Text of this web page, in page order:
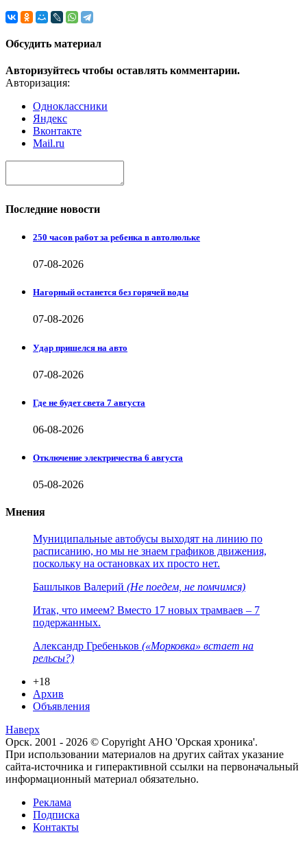
Обсудить материал
Авторизуйтесь чтобы оставлять комментарии.
Авторизация:
Одноклассники
Яндекс
Вконтакте
Mail.ru
Последние новости
250 часов работ за ребенка в автолюльке
07-08-2026
Нагорный останется без горячей воды
07-08-2026
Удар пришелся на авто
07-08-2026
Где не будет света 7 августа
06-08-2026
Отключение электричества 6 августа
05-08-2026
Мнения
Муниципальные автобусы выходят на линию по
расписанию, но мы не знаем графиков движения,
поскольку на остановках их просто нет.
Башлыков Валерий (Не поедем, не помчимся)
Итак, что имеем? Вместо 17 новых трамваев – 7
подержанных.
Александр Гребеньков («Морковка» встает на
рельсы?)
+18
Архив
Объявления
Наверх
Орск. 2001 - 2026 © Copyright АНО 'Орская хроника'.
При использовании материалов на других сайтах указание
сайта-источника и гиперактивной ссылки на первоначальный
информационный материал обязательно.
Реклама
Подписка
Контакты